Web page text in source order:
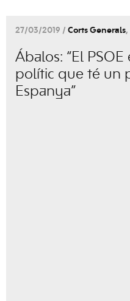
27/03/2019 / Corts Generals,
Ábalos: “El PSOE
polític que té un
Espanya”